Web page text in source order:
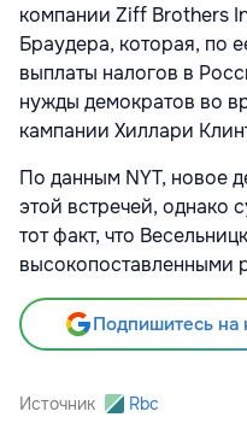
компании Ziff Brothers
Браудера, которая, по
выплаты налогов в
нужды демократов во
кампании Хиллари
По данным NYT, новое
этой встречей, однако
тот факт, что
высокопоставленными
Подпишитесь на
Источник Rbc